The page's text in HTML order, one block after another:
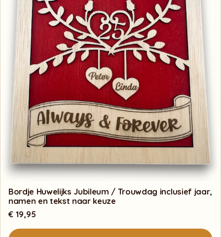
Bordje Huwelijks Jubileum / Trouwdag inclusief jaar,
namen en tekst naar keuze
€ 19,95